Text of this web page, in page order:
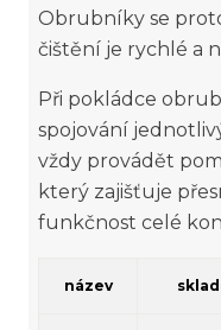
Obrubníky se
čištění je rychlé a
Při pokládce
spojování
vždy provádět
který zajišťuje
funkčnost celé
název